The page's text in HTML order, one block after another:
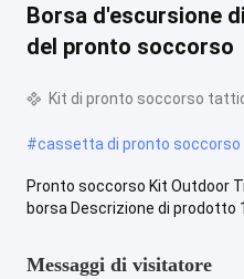
Borsa d'escursione
del pronto soccorso
Kit di pronto soccorso
#cassetta di pronto
Pronto soccorso Kit Outdoor
borsa Descrizione di prodotto
Messaggi di visitatore